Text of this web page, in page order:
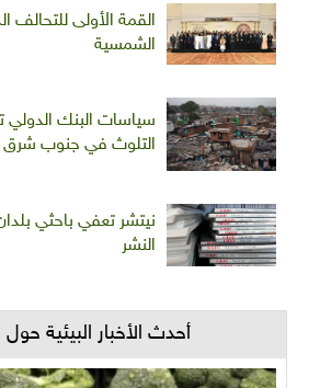
القمة الأولى للتحالف
الشمسية
سياسات البنك الدولي
التلوث في جنوب شرق
نيتشر تعفي باحثي
النشر
أحدث الأخبار البيئية حول